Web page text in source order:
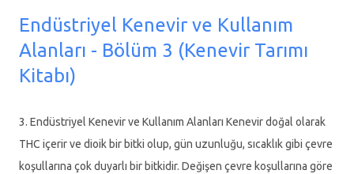
büyüterek 1984 yılında kenevir elyafından ip üretmek amacıyla
bir fabrika kurdu. Dönemin Tarım ve Köyişleri Bakanının da
katıldığı törenle açılan fabrikanın ihtiyaç duyduğu kenevir,
ediliyordu. Yörede ekili kenevirlerin işlenmesiyle ilk yıllar adından
söz ettiren tesiste yüzden fazla kişi istihdam edildi. Ancak
sonrasında ham maddenin azalması ve sermayesinin yetersizliği
Endüstriyel Kenevir ve Kullanım
Alanları - Bölüm 3 (Kenevir Tarımı
Kitabı)
3. Endüstriyel Kenevir ve Kullanım Alanları Kenevir doğal olarak
THC içerir ve dioik bir bitki olup, gün uzunluğu, sıcaklık gibi çevre
koşullarına çok duyarlı bir bitkidir. Değişen çevre koşullarına göre